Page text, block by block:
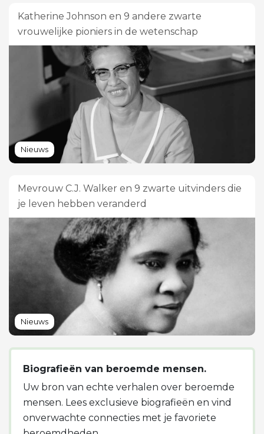
Katherine Johnson en 9 andere zwarte
vrouwelijke pioniers in de wetenschap
Nieuws
Mevrouw C.J. Walker en 9 zwarte uitvinders die
je leven hebben veranderd
Nieuws
Biografieën van beroemde mensen.
Uw bron van echte verhalen over beroemde
mensen. Lees exclusieve biografieën en vind
onverwachte connecties met je favoriete